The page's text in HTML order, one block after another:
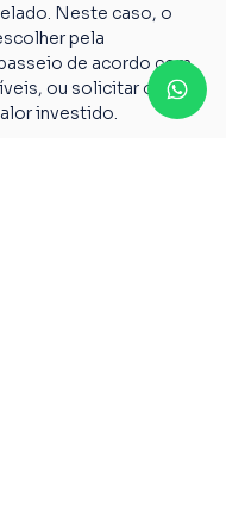
Neste caso, o
pela
de acordo com
ou solicitar o
investido.